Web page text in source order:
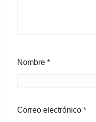
Nombre *
Correo electrónico *